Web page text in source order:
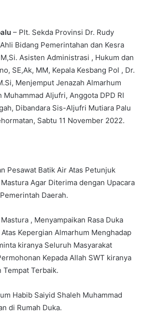
– Plt. Sekda Provinsi Dr. Rudy
Bidang Pemerintahan dan Kesra
Asisten Administrasi , Hukum dan
SE,Ak, MM, Kepala Kesbang Pol , Dr.
Menjemput Jenazah Almarhum
Muhammad Aljufri, Anggota DPD RI
Dibandara Sis-Aljufri Mutiara Palu
Sabtu 11 November 2022.
Pesawat Batik Air Atas Petunjuk
Agar Diterima dengan Upacara
Daerah.
, Menyampaikan Rasa Duka
Kepergian Almarhum Menghadap
kiranya Seluruh Masyarakat
Kepada Allah SWT kiranya
Terbaik.
Habib Saiyid Shaleh Muhammad
di Rumah Duka.